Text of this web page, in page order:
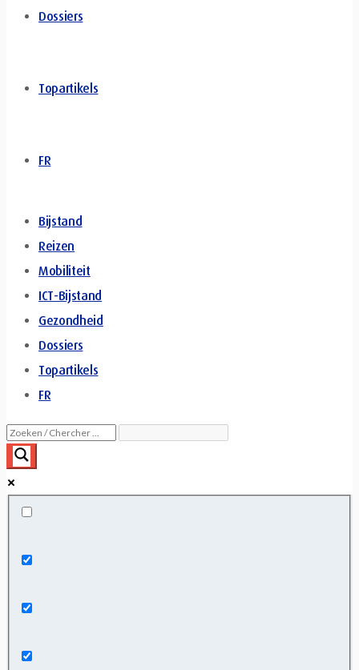
Dossiers
Topartikels
FR
Bijstand
Reizen
Mobiliteit
ICT-Bijstand
Gezondheid
Dossiers
Topartikels
FR